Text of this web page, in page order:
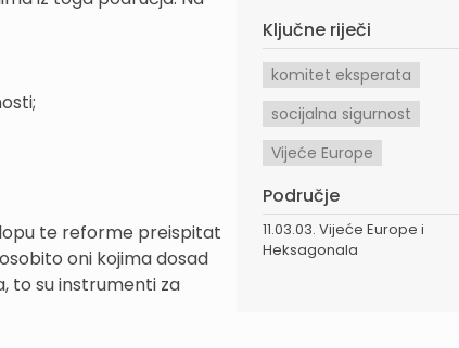
te reforme preispitat
oni kojima dosad
to su instrumenti za
Ključne riječi
komitet eksperata
socijalna sigurnost
Vijeće Europe
Područje
11.03.03. Vijeće Europe i
Heksagonala